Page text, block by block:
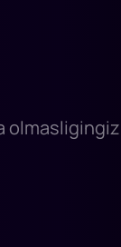
olmasligingiz